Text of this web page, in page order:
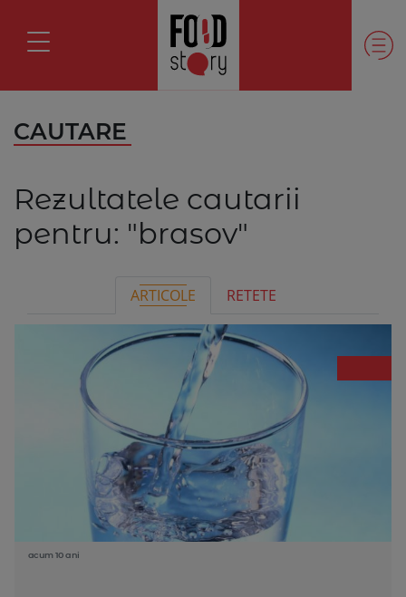
CAUTARE
Rezultatele cautarii
pentru: "brasov"
ARTICOLE RETETE
acum 10 ani